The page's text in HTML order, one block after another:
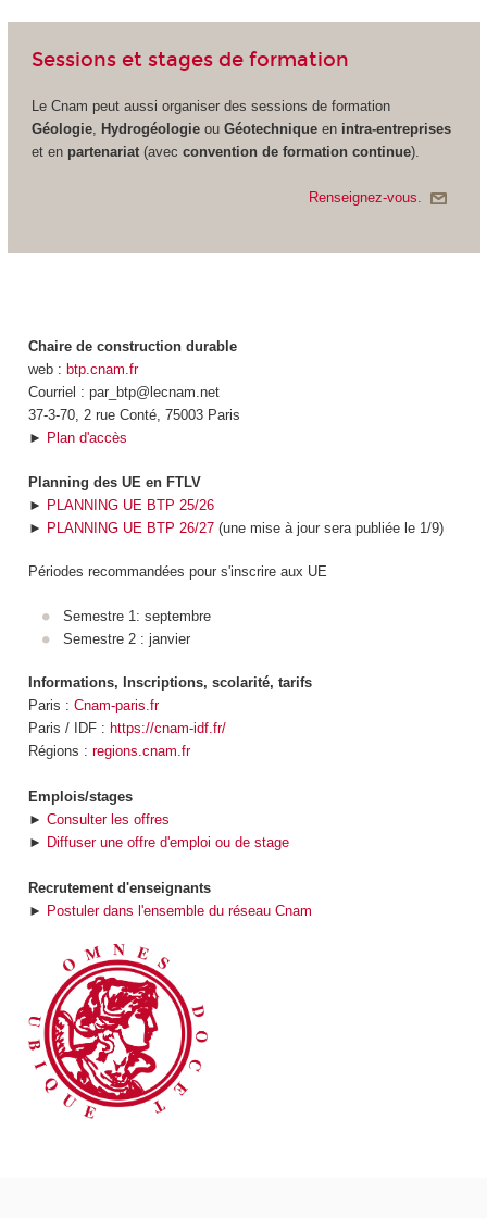
Sessions et stages de formation
Le Cnam peut aussi organiser des sessions de formation
Géologie, Hydrogéologie ou Géotechnique en intra-entreprises
et en partenariat (avec convention de formation continue).
Renseignez-vous.
Chaire de construction durable
web : btp.cnam.fr
Courriel : par_btp@lecnam.net
37-3-70, 2 rue Conté, 75003 Paris
► Plan d'accès
Planning des UE en FTLV
► PLANNING UE BTP 25/26
► PLANNING UE BTP 26/27(une mise à jour sera publiée le 1/9)
Périodes recommandées pour s'inscrire aux UE
Semestre 1: septembre
Semestre 2 : janvier
Informations, Inscriptions, scolarité, tarifs
Paris : Cnam-paris.fr
Paris / IDF : https://cnam-idf.fr/
Régions : regions.cnam.fr
Emplois/stages
► Consulter les offres
► Diffuser une offre d'emploi ou de stage
Recrutement d'enseignants
► Postuler dans l'ensemble du réseau Cnam